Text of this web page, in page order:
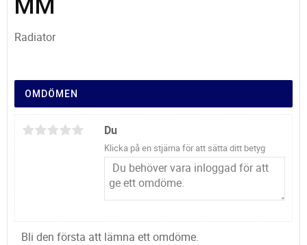
MM
Radiator
OMDÖMEN
Du
Klicka på en stjärna för att sätta ditt betyg
Bli den första att lämna ett omdöme.